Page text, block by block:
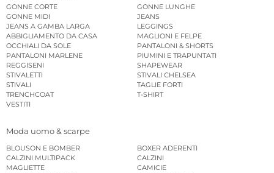
GONNE CORTE
GONNE LUNGHE
GONNE MIDI
JEANS
JEANS A GAMBA LARGA
LEGGINGS
ABBIGLIAMENTO DA CASA
MAGLIONI E FELPE
OCCHIALI DA SOLE
PANTALONI & SHORTS
PANTALONI MARLENE
PIUMINI E TRAPUNTATI
REGGISENI
SHAPEWEAR
STIVALETTI
STIVALI CHELSEA
STIVALI
TAGLIE FORTI
TRENCHCOAT
T-SHIRT
VESTITI
Moda uomo & scarpe
BLOUSON E BOMBER
BOXER ADERENTI
CALZINI MULTIPACK
CALZINI
MAGLIETTE
CAMICIE